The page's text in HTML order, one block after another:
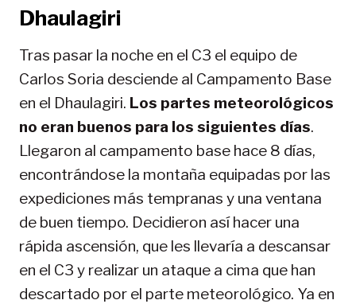
Dhaulagiri
Tras pasar la noche en el C3 el equipo de
Carlos Soria desciende al Campamento Base
en el Dhaulagiri. Los partes meteorológicos
no eran buenos para los siguientes días.
Llegaron al campamento base hace 8 días,
encontrándose la montaña equipadas por las
expediciones más tempranas y una ventana
de buen tiempo. Decidieron así hacer una
rápida ascensión, que les llevaría a descansar
en el C3 y realizar un ataque a cima que han
descartado por el parte meteorológico. Ya en